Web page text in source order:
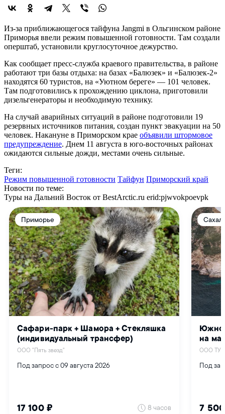
Из-за приближающегося тайфуна Jangmi в Ольгинском районе
Приморья ввели режим повышенной готовности. Там создали
оперштаб, установили круглосуточное дежурство.
Как сообщает пресс-служба краевого правительства, в районе
работают три базы отдыха: на базах «Балюзек» и «Балюзек-2»
находятся 60 туристов, на «Уютном береге» — 101 человек.
Там подготовились к прохождению циклона, приготовили
дизельгенераторы и необходимую технику.
На случай аварийных ситуаций в районе подготовили 19
резервных источников питания, создан пункт эвакуации на 50
человек. Накануне в Приморском крае объявили штормовое
предупреждение. Днем 11 августа в юго-восточных районах
ожидаются сильные дожди, местами очень сильные.
Теги:
Режим повышенной готовности Тайфун Приморский край
Новости по теме:
Туры на Дальний Восток от BestArctic.ru erid:pjwvokpoevpk